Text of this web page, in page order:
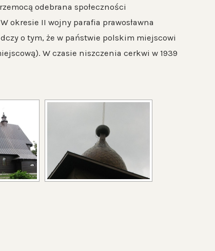
odebrana społeczności
okresie II wojny parafia prawosławna
o tym, że w państwie polskim miejscowi
W czasie niszczenia cerkwi w 1939